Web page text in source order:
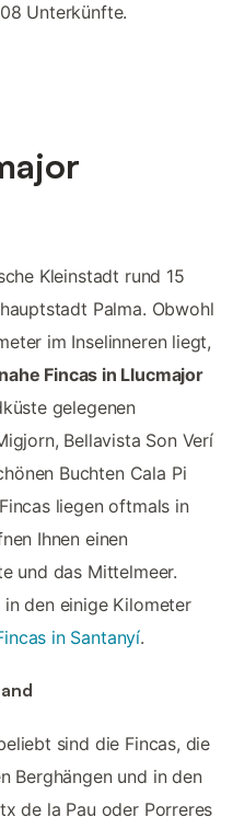
Unterkünfte.
Kleinstadt rund 15
Palma. Obwohl
im Inselinneren liegt,
Fincas in Llucmajor
gelegenen
Bellavista Son Verí
Buchten Cala Pi
liegen oftmals in
Ihnen einen
und das Mittelmeer.
den einige Kilometer
in Santanyí.
sind die Fincas, die
Berghängen und in den
de la Pau oder Porreres